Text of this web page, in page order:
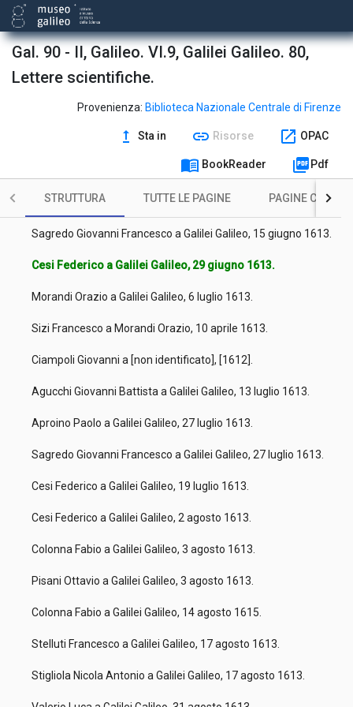
Gal. 90 - II, Galileo. VI.9, Galilei Galileo. 80,
Lettere scientifiche.
Provenienza: Biblioteca Nazionale Centrale di Firenze
upgrade Sta in link Risorse open_in_new OPAC
menu_book BookReader picture_as_pdf Pdf
STRUTTURA TUTTE LE PAGINE PAGINE CON
Magini Giovanni Antonio a Galilei Galileo, 30 aprile 1613.
Sagredo Giovanni Francesco a Galilei Galileo, 9 maggio 1613.
Cesi Federico a Galilei Galileo, 11 maggio 1613.
Bardi Giovanni a Galilei Galileo, 24 maggio 1613.
Cesi Federico a Galilei Galileo, 30 maggio 1613.
Aproino Paolo a Galilei Galileo, 1 giugno 1613.
Agucchi Giovanni Battista a Galilei Galileo, 8 giugno 1613.
Sagredo Giovanni Francesco a Galilei Galileo, 15 giugno 1613.
Cesi Federico a Galilei Galileo, 29 giugno 1613.
Morandi Orazio a Galilei Galileo, 6 luglio 1613.
Sizi Francesco a Morandi Orazio, 10 aprile 1613.
Ciampoli Giovanni a [non identificato], [1612].
Agucchi Giovanni Battista a Galilei Galileo, 13 luglio 1613.
Aproino Paolo a Galilei Galileo, 27 luglio 1613.
Sagredo Giovanni Francesco a Galilei Galileo, 27 luglio 1613.
Cesi Federico a Galilei Galileo, 19 luglio 1613.
Cesi Federico a Galilei Galileo, 2 agosto 1613.
Colonna Fabio a Galilei Galileo, 3 agosto 1613.
Pisani Ottavio a Galilei Galileo, 3 agosto 1613.
Colonna Fabio a Galilei Galileo, 14 agosto 1615.
Stelluti Francesco a Galilei Galileo, 17 agosto 1613.
Stigliola Nicola Antonio a Galilei Galileo, 17 agosto 1613.